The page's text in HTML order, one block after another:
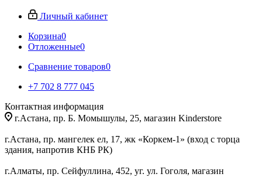
Личный кабинет
Корзина0
Отложенные0
Сравнение товаров0
+7 702 8 777 045
Контактная информация
г.Астана, пр. Б. Момышулы, 25, магазин Kinderstore
г.Астана, пр. мангелек ел, 17, жк «Коркем-1» (вход с торца
здания, напротив КНБ РК)
г.Алматы, пр. Сейфуллина, 452, уг. ул. Гоголя, магазин